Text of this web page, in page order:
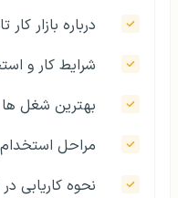
درباره بازار
شرایط کار و
بهترین شغل
مراحل
نحوه کاریابی